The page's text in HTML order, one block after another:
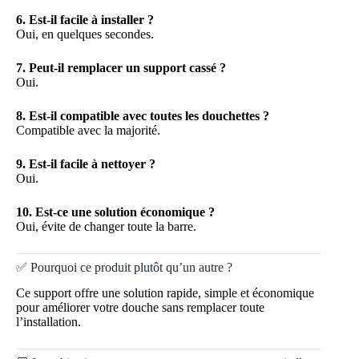
6. Est-il facile à installer ?
Oui, en quelques secondes.
7. Peut-il remplacer un support cassé ?
Oui.
8. Est-il compatible avec toutes les douchettes ?
Compatible avec la majorité.
9. Est-il facile à nettoyer ?
Oui.
10. Est-ce une solution économique ?
Oui, évite de changer toute la barre.
✅ Pourquoi ce produit plutôt qu’un autre ?
Ce support offre une solution rapide, simple et économique
pour améliorer votre douche sans remplacer toute
l’installation.